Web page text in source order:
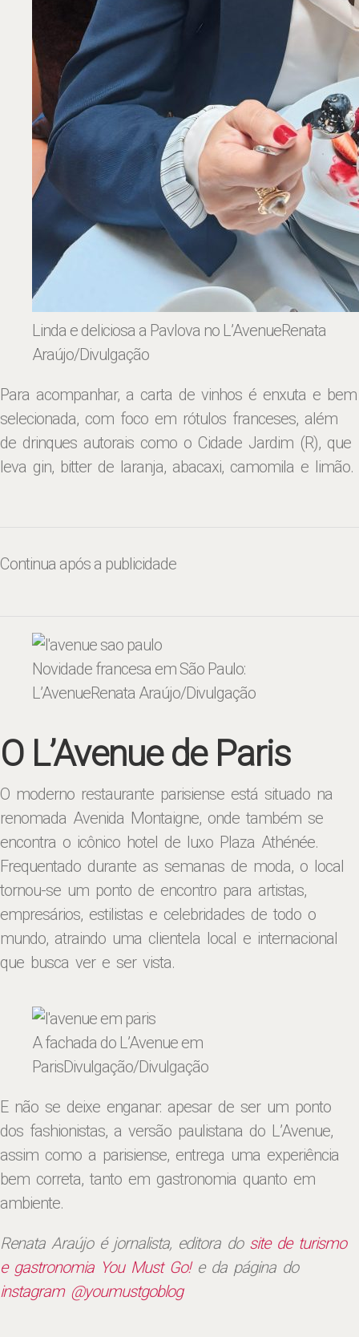
Linda e deliciosa a Pavlova no L’AvenueRenata
Araújo/Divulgação
Para acompanhar, a carta de vinhos é enxuta e bem
selecionada, com foco em rótulos franceses, além
de drinques autorais como o Cidade Jardim (R), que
leva gin, bitter de laranja, abacaxi, camomila e limão.
Continua após a publicidade
Novidade francesa em São Paulo:
L’AvenueRenata Araújo/Divulgação
O L’Avenue de Paris
O moderno restaurante parisiense está situado na
renomada Avenida Montaigne, onde também se
encontra o icônico hotel de luxo Plaza Athénée.
Frequentado durante as semanas de moda, o local
tornou-se um ponto de encontro para artistas,
empresários, estilistas e celebridades de todo o
mundo, atraindo uma clientela local e internacional
que busca ver e ser vista.
A fachada do L’Avenue em
ParisDivulgação/Divulgação
E não se deixe enganar: apesar de ser um ponto
dos fashionistas, a versão paulistana do L’Avenue,
assim como a parisiense, entrega uma experiência
bem correta, tanto em gastronomia quanto em
ambiente.
Renata Araújo é jornalista, editora dosite de turismo
e gastronomia You Must Go!e da página do
instagram @youmustgoblog